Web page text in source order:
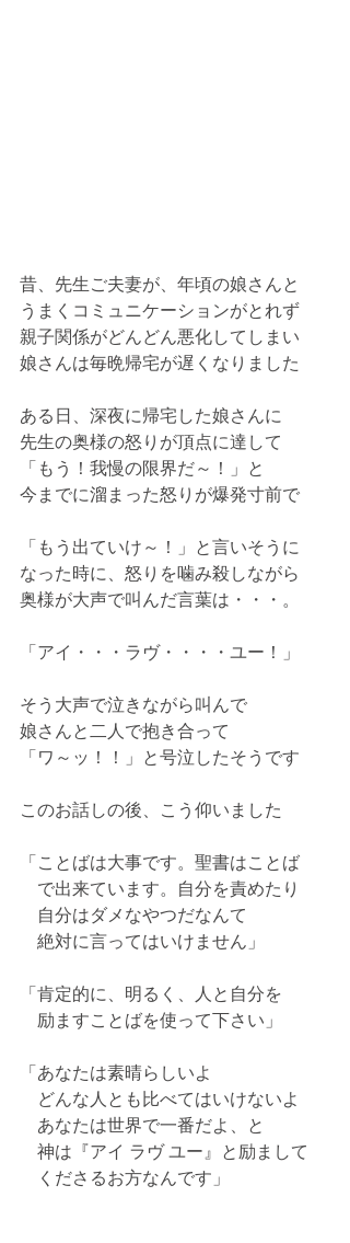
昔、先生ご夫妻が、年頃の娘さんと
うまくコミュニケーションがとれず
親子関係がどんどん悪化してしまい
娘さんは毎晩帰宅が遅くなりました
ある日、深夜に帰宅した娘さんに
先生の奥様の怒りが頂点に達して
「もう！我慢の限界だ～！」と
今までに溜まった怒りが爆発寸前で
「もう出ていけ～！」と言いそうに
なった時に、怒りを噛み殺しながら
奥様が大声で叫んだ言葉は・・・。
「アイ・・・ラヴ・・・・ユー！」
そう大声で泣きながら叫んで
娘さんと二人で抱き合って
「ワ～ッ！！」と号泣したそうです
このお話しの後、こう仰いました
「ことばは大事です。聖書はことば
で出来ています。自分を責めたり
自分はダメなやつだなんて
絶対に言ってはいけません」
「肯定的に、明るく、人と自分を
励ますことばを使って下さい」
「あなたは素晴らしいよ
どんな人とも比べてはいけないよ
あなたは世界で一番だよ、と
神は『アイ ラヴ ユー』と励まして
くださるお方なんです」